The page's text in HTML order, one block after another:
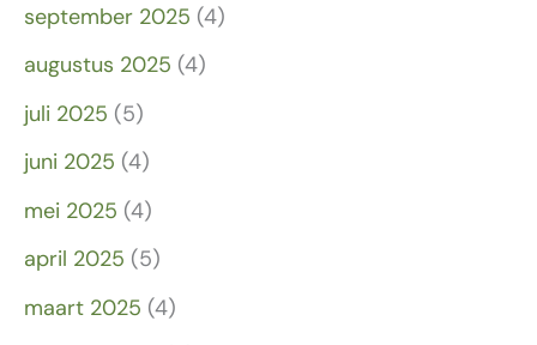
september 2025 (4)
augustus 2025 (4)
juli 2025 (5)
juni 2025 (4)
mei 2025 (4)
april 2025 (5)
maart 2025 (4)